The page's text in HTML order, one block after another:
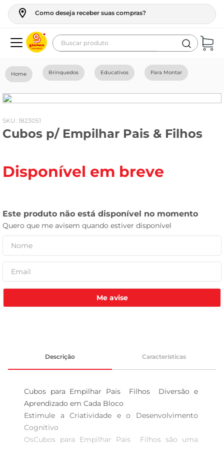
Como deseja receber suas compras?
Buscar produto
Brinquedos Educativos Para Montar
: 1823051
Cubos p/ Empilhar Pais & Filhos
Disponível em breve
Me avise
Descrição Características
Cubos para Empilhar Pais  Filhos  Diversão e
Aprendizado em Cada Bloco
Estimule a Criatividade e o Desenvolvimento
Cognitivo
OsCubos para Empilhar Pais  Filhos são uma
geladeira
fogao
café
frango
leite pó